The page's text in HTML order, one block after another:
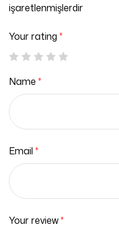
işaretlenmişlerdir
Your rating *
Your review*
Name *
Email *